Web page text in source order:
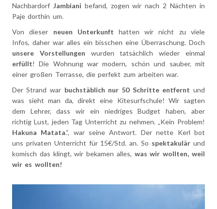
Nachbardorf Jambiani befand, zogen wir nach 2 Nächten in
Paje dorthin um.
Von dieser neuen Unterkunft hatten wir nicht zu viele
Infos, daher war alles ein bisschen eine Überraschung. Doch
unsere Vorstellungen wurden tatsächlich wieder einmal
erfüllt! Die Wohnung war modern, schön und sauber, mit
einer großen Terrasse, die perfekt zum arbeiten war.
Der Strand war buchstäblich nur 50 Schritte entfernt und
was sieht man da, direkt eine Kitesurfschule! Wir sagten
dem Lehrer, dass wir ein niedriges Budget haben, aber
richtig Lust, jeden Tag Unterricht zu nehmen. „Kein Problem!
Hakuna Matata.“, war seine Antwort. Der nette Kerl bot
uns privaten Unterricht für 15€/Std. an. So spektakulär und
komisch das klingt, wir bekamen alles, was wir wollten, weil
wir es wollten!